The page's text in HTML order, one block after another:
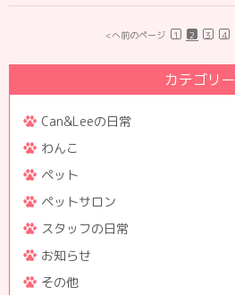
<へ前のページ 1 2 3 4
カテゴリー
Can&Leeの日常
わんこ
ペット
ペットサロン
スタッフの日常
お知らせ
その他